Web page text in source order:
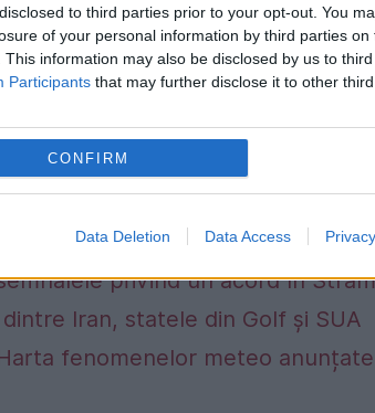
to third parties prior to your opt-out. You
of your personal information by third parties on
This information may also be disclosed by us to
Participants that may further disclose it to other third
CONFIRM
Data Deletion Data Access
privind un acord în
Iran, statele din Golf și SUA
fenomenelor meteo